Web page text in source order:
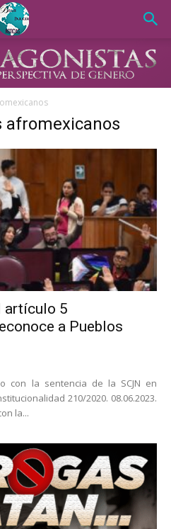
afromexicanos
artículo 5
a Pueblos
con la sentencia de la SCJN en
210/2020. 08.06.2023.
la...